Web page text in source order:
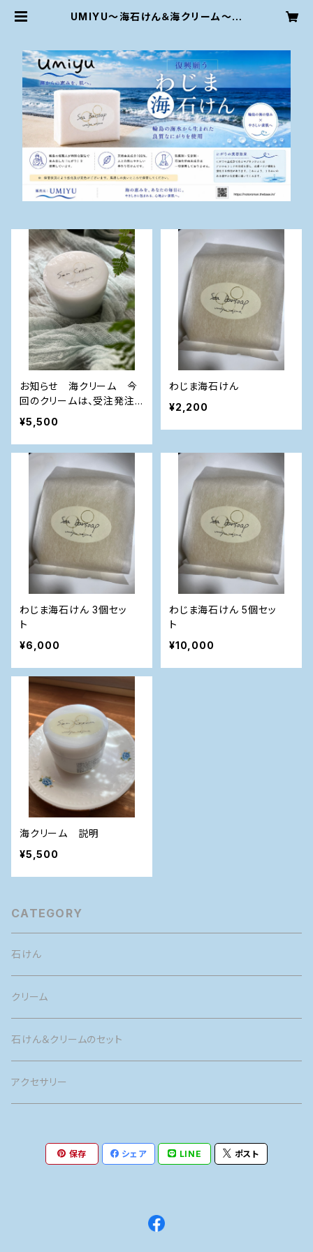
UMIYU～海石けん＆海クリーム～輪
お知らせ 海クリーム 今
回のクリームは、受注発注
の為，ご予約お願いいたしま
¥5,500
わじま海石けん
¥2,200
わじま海石けん 3個セッ
ト
¥6,000
わじま海石けん 5個セッ
ト
¥10,000
海クリーム 説明
¥5,500
CATEGORY
石けん
クリーム
石けん＆クリームのセット
アクセサリー
保存 シェア LINE ポスト